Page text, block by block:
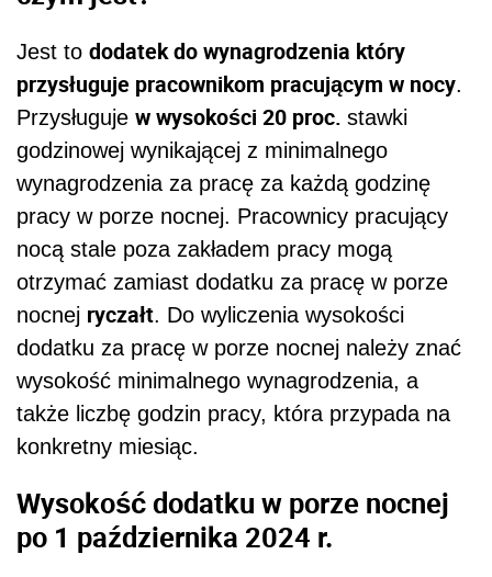
Jest to dodatek do wynagrodzenia który
przysługuje pracownikom pracującym w nocy.
Przysługuje w wysokości 20 proc. stawki
godzinowej wynikającej z minimalnego
wynagrodzenia za pracę za każdą godzinę
pracy w porze nocnej. Pracownicy pracujący
nocą stale poza zakładem pracy mogą
otrzymać zamiast dodatku za pracę w porze
nocnej ryczałt. Do wyliczenia wysokości
dodatku za pracę w porze nocnej należy znać
wysokość minimalnego wynagrodzenia, a
także liczbę godzin pracy, która przypada na
konkretny miesiąc.
Wysokość dodatku w porze nocnej
po 1 października 2024 r.